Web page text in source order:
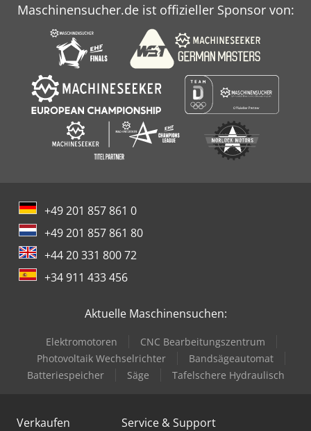
Maschinensucher.de ist offizieller Sponsor von:
+49 201 857 861 0
+49 201 857 861 80
+44 20 331 800 72
+34 911 433 456
Aktuelle Maschinensuchen:
Elektromotoren
CNC Bearbeitungszentrum
Photovoltaik Wechselrichter
Bandsägeautomat
Batteriespeicher
Säge Tafelschere Hydraulisch
Verkaufen Service & Support